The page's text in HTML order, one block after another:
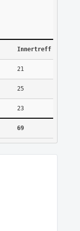
Innertreff
21
25
23
69